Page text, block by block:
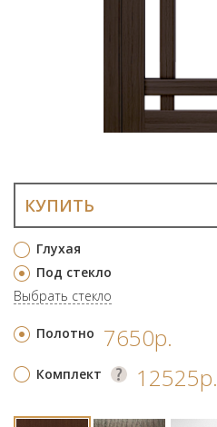
Глухая
Под стекло
Выбрать стекло
КУПИТЬ
Полотно 7650р.
Комплект 12525р.